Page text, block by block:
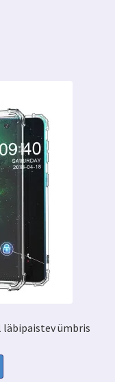
läbipaistev ümbris